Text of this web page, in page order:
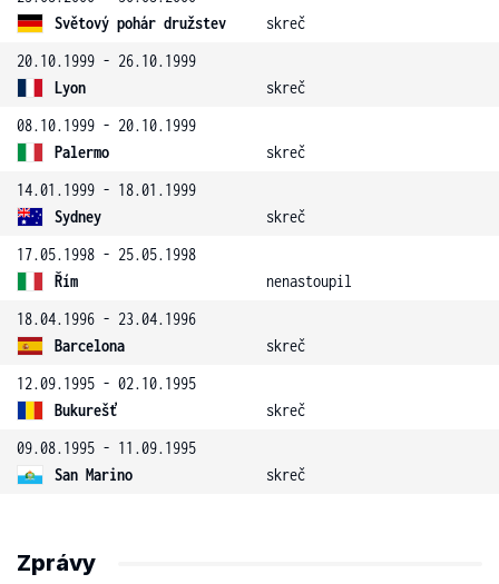
Světový pohár družstev
skreč
20.10.1999 - 26.10.1999
Lyon
skreč
08.10.1999 - 20.10.1999
Palermo
skreč
14.01.1999 - 18.01.1999
Sydney
skreč
17.05.1998 - 25.05.1998
Řím
nenastoupil
18.04.1996 - 23.04.1996
Barcelona
skreč
12.09.1995 - 02.10.1995
Bukurešť
skreč
09.08.1995 - 11.09.1995
San Marino
skreč
Zprávy